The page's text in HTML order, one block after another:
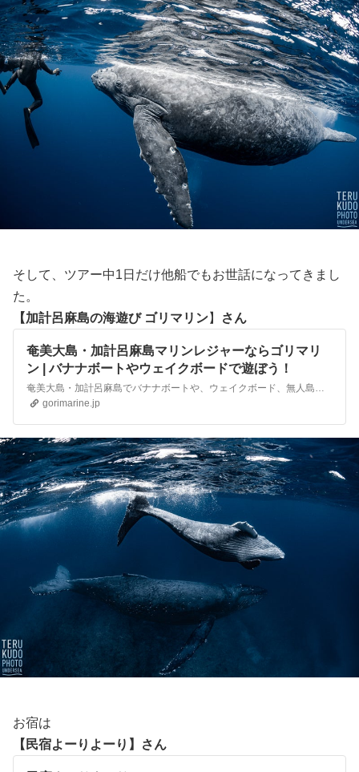
そして、ツアー中1日だけ他船でもお世話になってきまし
た。
【加計呂麻島の海遊び ゴリマリン】 さん
奄美大島・加計呂麻島マリンレジャーならゴリマリ
ン | バナナボートやウェイクボードで遊ぼう！
gorimarine.jp
お宿は
【民宿よーりよーり】さん